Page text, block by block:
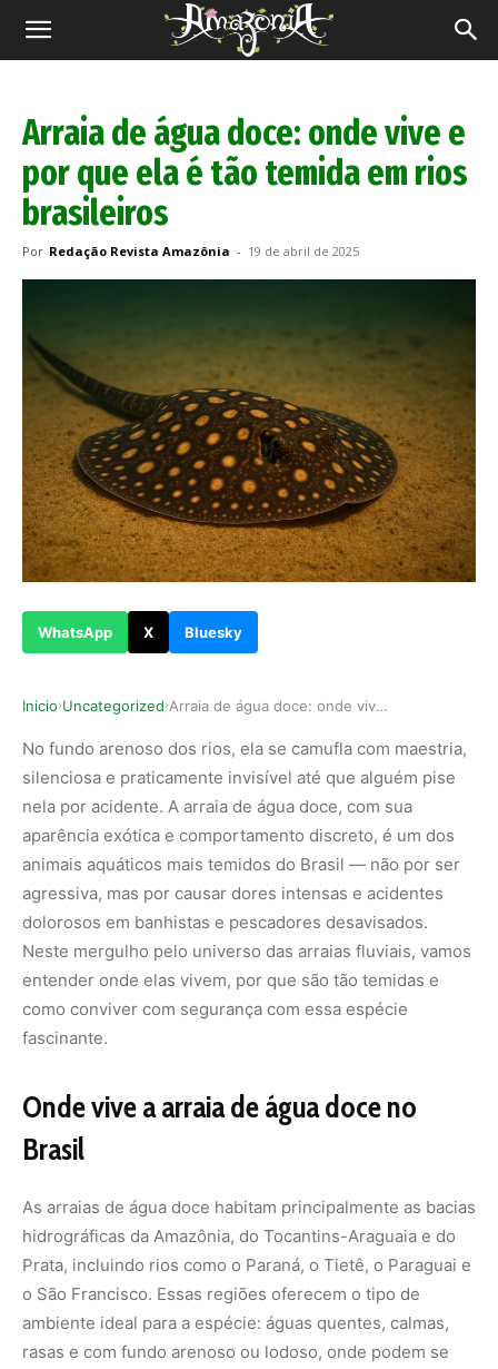
Revista
Arraia de água doce: onde vive e
por que ela é tão temida em rios
brasileiros
Por Redação Revista Amazônia - 19 de abril de 2025
WhatsApp X Bluesky
Inicio›Uncategorized› Arraia de água doce: onde vive e por que ela é …
No fundo arenoso dos rios, ela se camufla com maestria,
silenciosa e praticamente invisível até que alguém pise
nela por acidente. A arraia de água doce, com sua
aparência exótica e comportamento discreto, é um dos
animais aquáticos mais temidos do Brasil — não por ser
agressiva, mas por causar dores intensas e acidentes
dolorosos em banhistas e pescadores desavisados.
Neste mergulho pelo universo das arraias fluviais, vamos
entender onde elas vivem, por que são tão temidas e
como conviver com segurança com essa espécie
fascinante.
Onde vive a arraia de água doce no
Brasil
As arraias de água doce habitam principalmente as bacias
hidrográficas da Amazônia, do Tocantins-Araguaia e do
Prata, incluindo rios como o Paraná, o Tietê, o Paraguai e
o São Francisco. Essas regiões oferecem o tipo de
ambiente ideal para a espécie: águas quentes, calmas,
rasas e com fundo arenoso ou lodoso, onde podem se